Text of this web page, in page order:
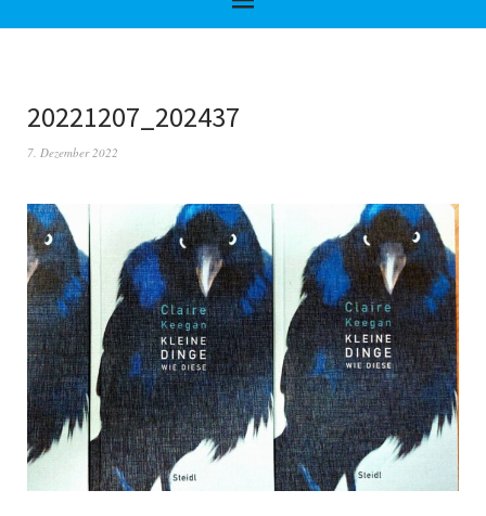
20221207_202437
7. Dezember 2022